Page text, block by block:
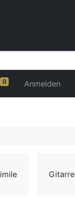
0 Anmelden
Gitarre